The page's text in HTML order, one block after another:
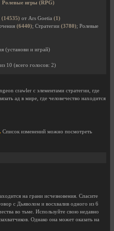
Ролевые игры (RPG)
(14535) от Ars Goetia (1)
(6440); Стратегии (3780); Ролевые
(установи и играй)
из 10 (всего голосов: 2)
crawler с элементами стратегии, где
ад в мире, где человечество находится
Список изменений можно посмотреть
на грани исчезновения. Спасите
с Дьяволом и восхвалив одного из 6
во тьме. Используйте свою недавно
Однако она может оказать на